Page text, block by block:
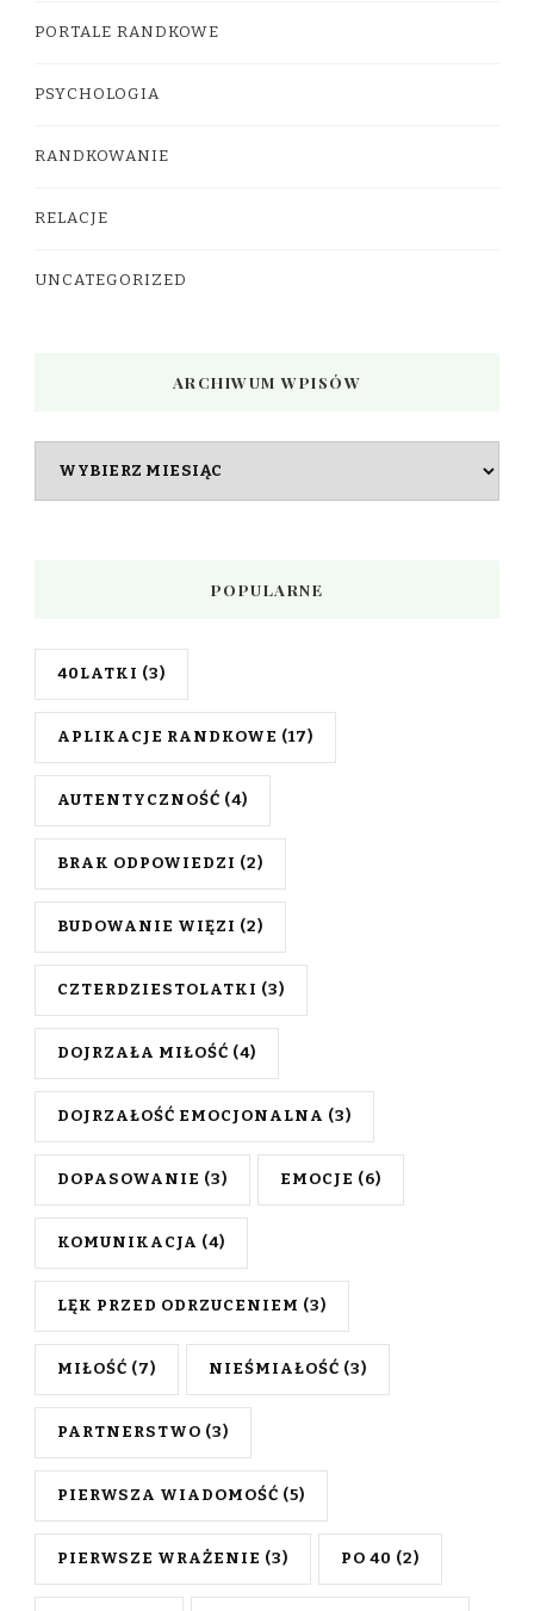
PORTALE RANDKOWE
PSYCHOLOGIA
RANDKOWANIE
RELACJE
UNCATEGORIZED
ARCHIWUM WPISÓW
POPULARNE
40LATKI (3)
APLIKACJE RANDKOWE (17)
AUTENTYCZNOŚĆ (4)
BRAK ODPOWIEDZI (2)
BUDOWANIE WIĘZI (2)
CZTERDZIESTOLATKI (3)
DOJRZAŁA MIŁOŚĆ (4)
DOJRZAŁOŚĆ EMOCJONALNA (3)
DOPASOWANIE (3) EMOCJE (6)
KOMUNIKACJA (4)
LĘK PRZED ODRZUCENIEM (3)
MIŁOŚĆ (7) NIEŚMIAŁOŚĆ (3)
PARTNERSTWO (3)
PIERWSZA WIADOMOŚĆ (5)
PIERWSZE WRAŻENIE (3) PO 40 (2)